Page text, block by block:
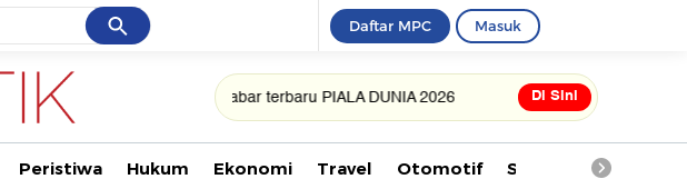
Cancel Daftar MPC Masuk
Tonton kabar terbaru PIALA DUNIA 2026 Di Sini
Peristiwa Hukum Ekonomi Travel Otomotif Saintek